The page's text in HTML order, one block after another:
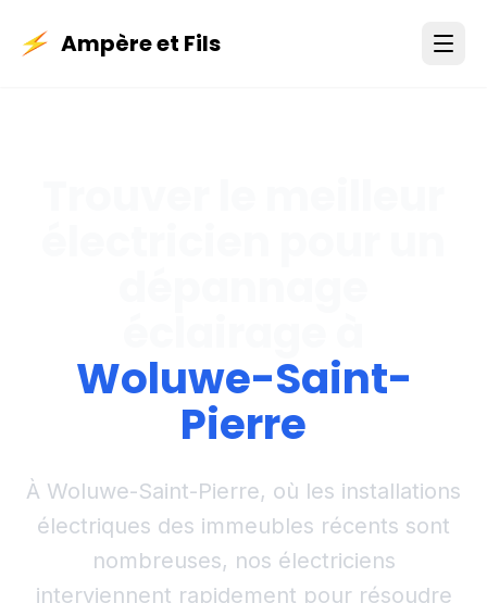
Ampère et Fils
Woluwe-Saint-
Pierre
À Woluwe-Saint-Pierre, où les installations
électriques des immeubles récents sont
nombreuses, nos électriciens
interviennent rapidement pour résoudre